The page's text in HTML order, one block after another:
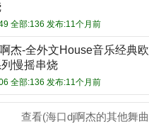
全部:136 发布:11个月前
杰-全外文House音乐经典
慢摇串烧
全部:136 发布:11个月前
查看(海口dj啊杰的其他舞